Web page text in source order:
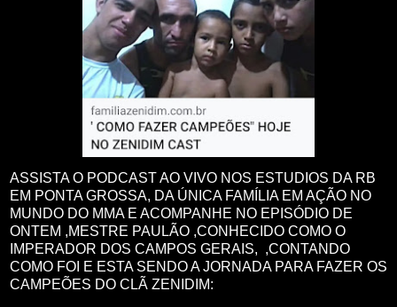
ASSISTA O PODCAST AO VIVO NOS ESTUDIOS DA RB
EM PONTA GROSSA, DA ÚNICA FAMÍLIA EM AÇÃO NO
MUNDO DO MMA E ACOMPANHE NO EPISÓDIO DE
ONTEM ,MESTRE PAULÃO ,CONHECIDO COMO O
IMPERADOR DOS CAMPOS GERAIS, ,CONTANDO
COMO FOI E ESTA SENDO A JORNADA PARA FAZER OS
CAMPEÕES DO CLÃ ZENIDIM: